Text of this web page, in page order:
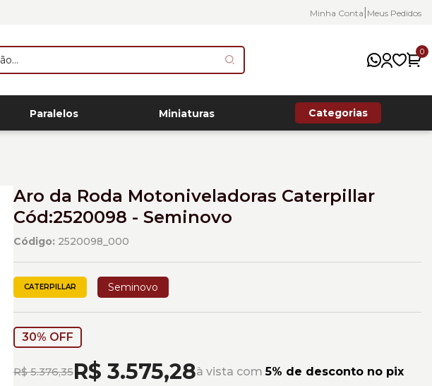
Minha Conta Meus Pedidos
0
Paralelos Miniaturas Categorias
Aro da Roda Motoniveladoras Caterpillar
Cód:2520098 - Seminovo
Código: 2520098_000
CATERPILLAR Seminovo
30% OFF
R$ 5.376,35R$ 3.575,28à vista com5% de desconto no pix